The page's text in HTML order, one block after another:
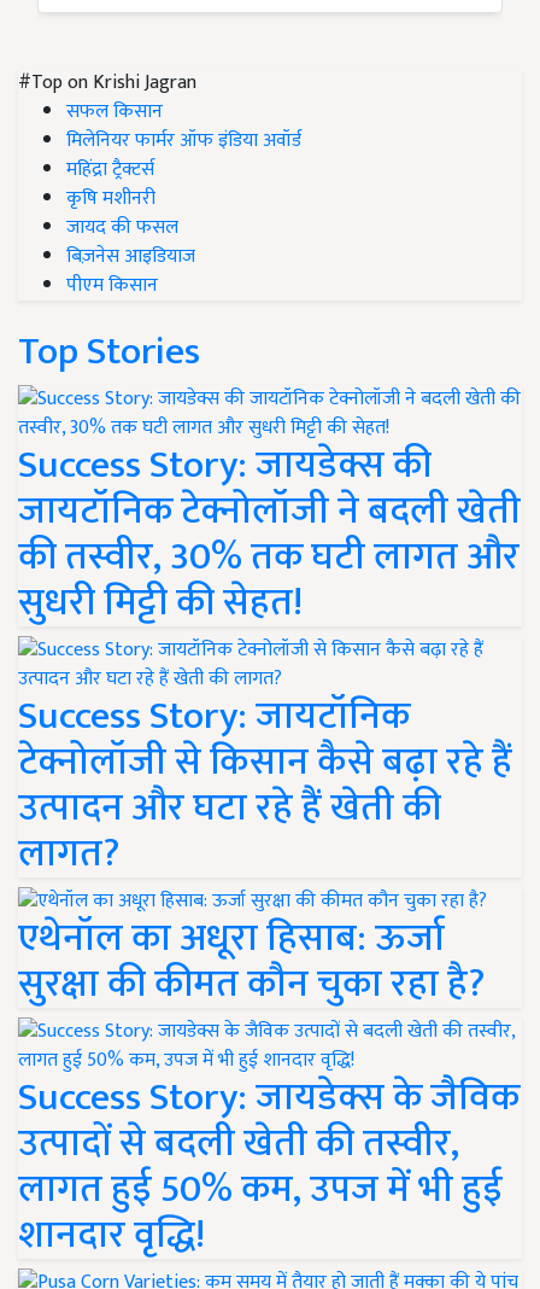
#Top on Krishi Jagran
सफल किसान
मिलेनियर फार्मर ऑफ इंडिया अवॉर्ड
महिंद्रा ट्रैक्टर्स
कृषि मशीनरी
जायद की फसल
बिज़नेस आइडियाज
पीएम किसान
Top Stories
Success Story: जायडेक्स की
जायटॉनिक टेक्नोलॉजी ने बदली खेती
की तस्वीर, 30% तक घटी लागत और
सुधरी मिट्टी की सेहत!
Success Story: जायटॉनिक
टेक्नोलॉजी से किसान कैसे बढ़ा रहे हैं
उत्पादन और घटा रहे हैं खेती की
लागत?
एथेनॉल का अधूरा हिसाब: ऊर्जा
सुरक्षा की कीमत कौन चुका रहा है?
Success Story: जायडेक्स के जैविक
उत्पादों से बदली खेती की तस्वीर,
लागत हुई 50% कम, उपज में भी हुई
शानदार वृद्धि!